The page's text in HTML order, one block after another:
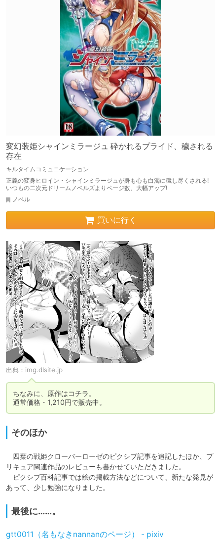
変幻装姫シャインミラージュ 砕かれるプライド、穢される
存在
キルタイムコミュニケーション
正義の変身ヒロイン・シャインミラージュが身も心も白濁に穢し尽くされる!
いつもの二次元ドリームノベルズよりページ数、大幅アップ!
ノベル
買いに行く
出典： img.dlsite.jp
ちなみに、原作はコチラ。
通常価格・1,210円で販売中。
そのほか
四葉の戦姫クローバーローゼのピクシブ記事を追記したほか、プ
リキュア関連作品のレビューも書かせていただきました。
ピクシブ百科記事では絵の掲載方法などについて、新たな発見が
あって、少し勉強になりました。
最後に……。
gtt0011（名もなきnannanのページ） - pixiv